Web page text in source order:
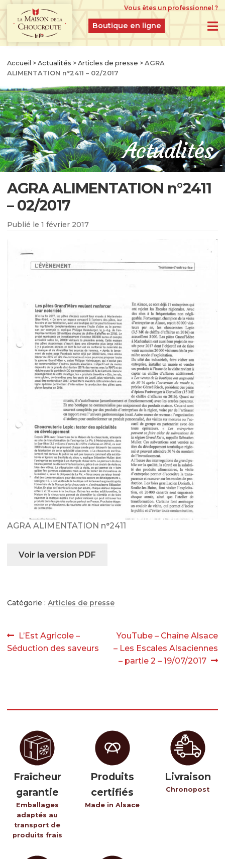
Vous êtes un professionnel ?
Boutique en ligne
BOUTIQUE EN LIGNE
IDÉES CADEAUX
CHOUCROUTES D’ALSACE IGP CRUES
FERMENTÉES À L’ANCIENNE
CHOUCROUTES GASTRONOMIQUES CUITES
ET CUISINÉES
CHOUCROUTES RECETTES CRÉATION
LÉGUMES GASTRONOMIQUES NATURES
LÉGUMES BRUTS
SPÉCIALITÉS SALÉES
BOISSONS
LIBRAIRIE
AUTRES SOUVENIRS D’ALSACE
PANIERS GARNIS
RÉSERVEZ UNE VISITE
Réservation en ligne & description
Où trouver La Maison de La Choucroute – LE PIC
Le magasin
Notre histoire
Qui sommes-nous ?
Fabrication de la choucroute
Recettes et conseils
Nos conseils et astuces
Accueil >Actualités >Articles de presse >AGRA
ALIMENTATION n°2411 – 02/2017
Actualités
AGRA ALIMENTATION n°2411
– 02/2017
Publié le1 février 2017
AGRA ALIMENTATION n°2411
Voir la version PDF
Catégorie :Articles de presse
Navigation
de
Article
précédent :
L’Est Agricole –
Séduction des saveurs
Article
suivant :
YouTube – Chaîne Alsace
– Les Escales Alsaciennes
– partie 2 – 19/07/2017
Fraîcheur
garantie
Emballages
adaptés au
transport de
produits frais
Produits
certifiés
Made in Alsace
Livraison
Chronopost